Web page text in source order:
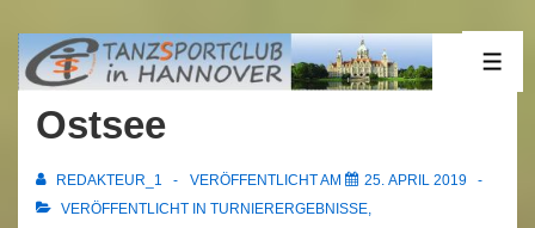
Zum
Inhalt22.04.2019 Holm /
Ostsee
REDAKTEUR_1 VERÖFFENTLICHT AM
25. APRIL 2019
VERÖFFENTLICHT IN TURNIERERGEBNISSE,